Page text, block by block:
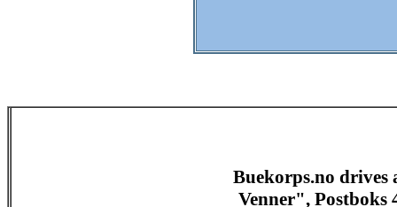
Buekorps.no drives
Venner", Postboks